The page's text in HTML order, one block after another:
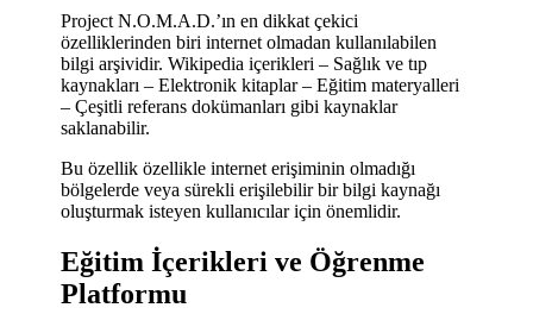
Project N.O.M.A.D.’ın en dikkat çekici
özelliklerinden biri internet olmadan kullanılabilen
bilgi arşividir. Wikipedia içerikleri – Sağlık ve tıp
kaynakları – Elektronik kitaplar – Eğitim materyalleri
– Çeşitli referans dokümanları gibi kaynaklar
saklanabilir.
Bu özellik özellikle internet erişiminin olmadığı
bölgelerde veya sürekli erişilebilir bir bilgi kaynağı
oluşturmak isteyen kullanıcılar için önemlidir.
Eğitim İçerikleri ve Öğrenme
Platformu